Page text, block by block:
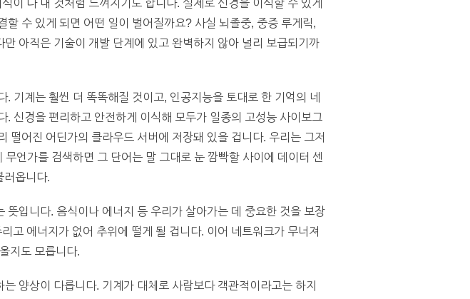
이 다 내 것처럼 느껴지기도 합니다. 실제로 신경을 이식할 수 있게
수 있게 되면 어떤 일이 벌어질까요? 사실 뇌졸중, 중증 루게릭,
아직은 기술이 개발 단계에 있고 완벽하지 않아 널리 보급되기까
기계는 훨씬 더 똑똑해질 것이고, 인공지능을 토대로 한 기억의 네
신경을 편리하고 안전하게 이식해 모두가 일종의 고성능 사이보그
떨어진 어딘가의 클라우드 서버에 저장돼 있을 겁니다. 우리는 그저
언가를 검색하면 그 단어는 말 그대로 눈 깜빡할 사이에 데이터 센
러옵니다.
입니다. 음식이나 에너지 등 우리가 살아가는 데 중요한 것을 보장
고 에너지가 없어 추위에 떨게 될 겁니다. 이어 네트워크가 무너져
지도 모릅니다.
양상이 다릅니다. 기계가 대체로 사람보다 객관적이라고는 하지